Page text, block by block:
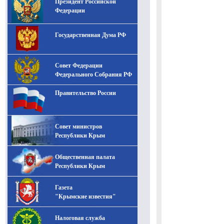
-- Лучшее, что можно сделать с хорошим советом, это
пропустить его мимо ушей. Он никогда не бывает
полезен никому, кроме того, кто его дал.
-- Люблю давать советы и очень не люблю, когда их
дают мне.
Федерации
Государственная Дума РФ
Совет Федерации
Федерального Собрания РФ
Правительство России
Совет министров
Республики Крым
Общественная палата
Республики Крым
Газета
"Крымские известия"
Налоговая служба